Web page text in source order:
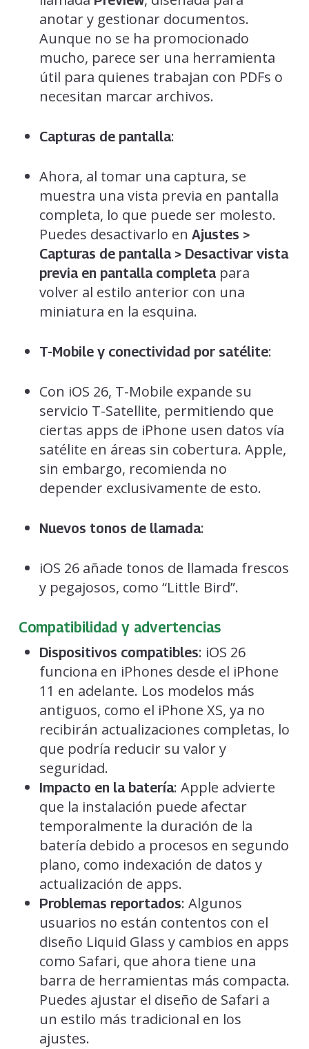
anotar y gestionar documentos.
Aunque no se ha promocionado
mucho, parece ser una herramienta
útil para quienes trabajan con PDFs o
necesitan marcar archivos.
Capturas de pantalla:
Ahora, al tomar una captura, se
muestra una vista previa en pantalla
completa, lo que puede ser molesto.
Puedes desactivarlo en Ajustes >
Capturas de pantalla > Desactivar vista
previa en pantalla completapara
volver al estilo anterior con una
miniatura en la esquina.
T-Mobile y conectividad por satélite:
Con iOS 26, T-Mobile expande su
servicio T-Satellite, permitiendo que
ciertas apps de iPhone usen datos vía
satélite en áreas sin cobertura. Apple,
sin embargo, recomienda no
depender exclusivamente de esto.
Nuevos tonos de llamada:
iOS 26 añade tonos de llamada frescos
y pegajosos, como “Little Bird”.
Compatibilidad y advertencias
Dispositivos compatibles: iOS 26
funciona en iPhones desde el iPhone
11 en adelante. Los modelos más
antiguos, como el iPhone XS, ya no
recibirán actualizaciones completas, lo
que podría reducir su valor y
seguridad.
Impacto en la batería: Apple advierte
que la instalación puede afectar
temporalmente la duración de la
batería debido a procesos en segundo
plano, como indexación de datos y
actualización de apps.
Problemas reportados: Algunos
usuarios no están contentos con el
diseño Liquid Glass y cambios en apps
como Safari, que ahora tiene una
barra de herramientas más compacta.
Puedes ajustar el diseño de Safari a
un estilo más tradicional en los
ajustes.